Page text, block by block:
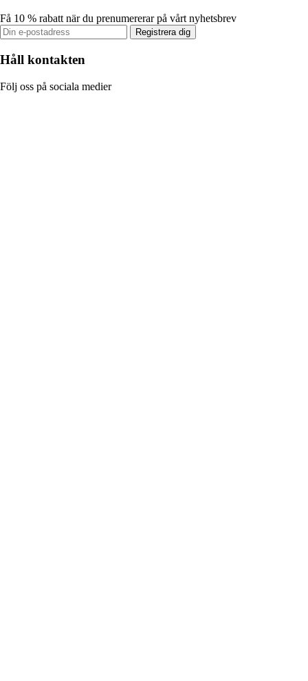
Få 10 % rabatt när du prenumererar på vårt nyhetsbrev
Registrera dig
Håll kontakten
Följ oss på sociala medier